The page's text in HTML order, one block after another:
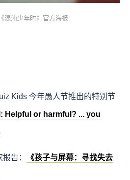
混沌少年时》官方海报
Kids 今年愚人节推出的特别节
Helpful or harmful? ... you
告： 《孩子与屏幕：寻找失去